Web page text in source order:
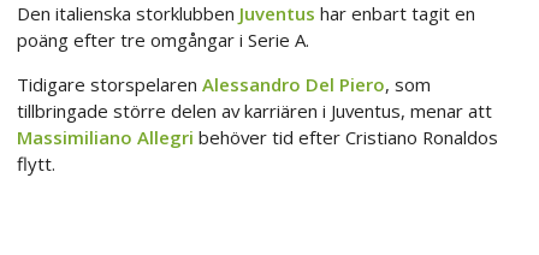
Den italienska storklubben Juventus har enbart tagit en
poäng efter tre omgångar i Serie A.
Tidigare storspelaren Alessandro Del Piero, som
tillbringade större delen av karriären i Juventus, menar att
Massimiliano Allegri behöver tid efter Cristiano Ronaldos
flytt.